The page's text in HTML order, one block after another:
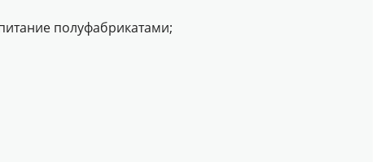
полуфабрикатами;